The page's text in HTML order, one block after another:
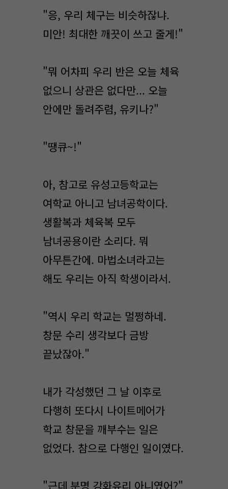
"응, 우리 체구는 비슷하잖냐.
미안! 최대한 깨끗이 쓰고 줄게!"
"뭐 어차피 우리 반은 오늘 체육
없으니 상관은 없다만... 오늘
안에만 돌려주렴, 유키나?"
"땡큐~!"
아, 참고로 유성고등학교는
여학교 아니고 남녀공학이다.
생활복과 체육복 모두
남녀공용이란 소리다. 뭐
아무튼간에. 마법소녀라고는
해도 우리는 아직 학생이라서.
"역시 우리 학교는 멀쩡하네.
창문 수리 생각보다 금방
끝났잖아."
내가 각성했던 그 날 이후로
다행히 또다시 나이트메어가
학교 창문을 깨부수는 일은
없었다. 참으로 다행인 일이였다.
"근데 분명 강화유리 아니였어?"